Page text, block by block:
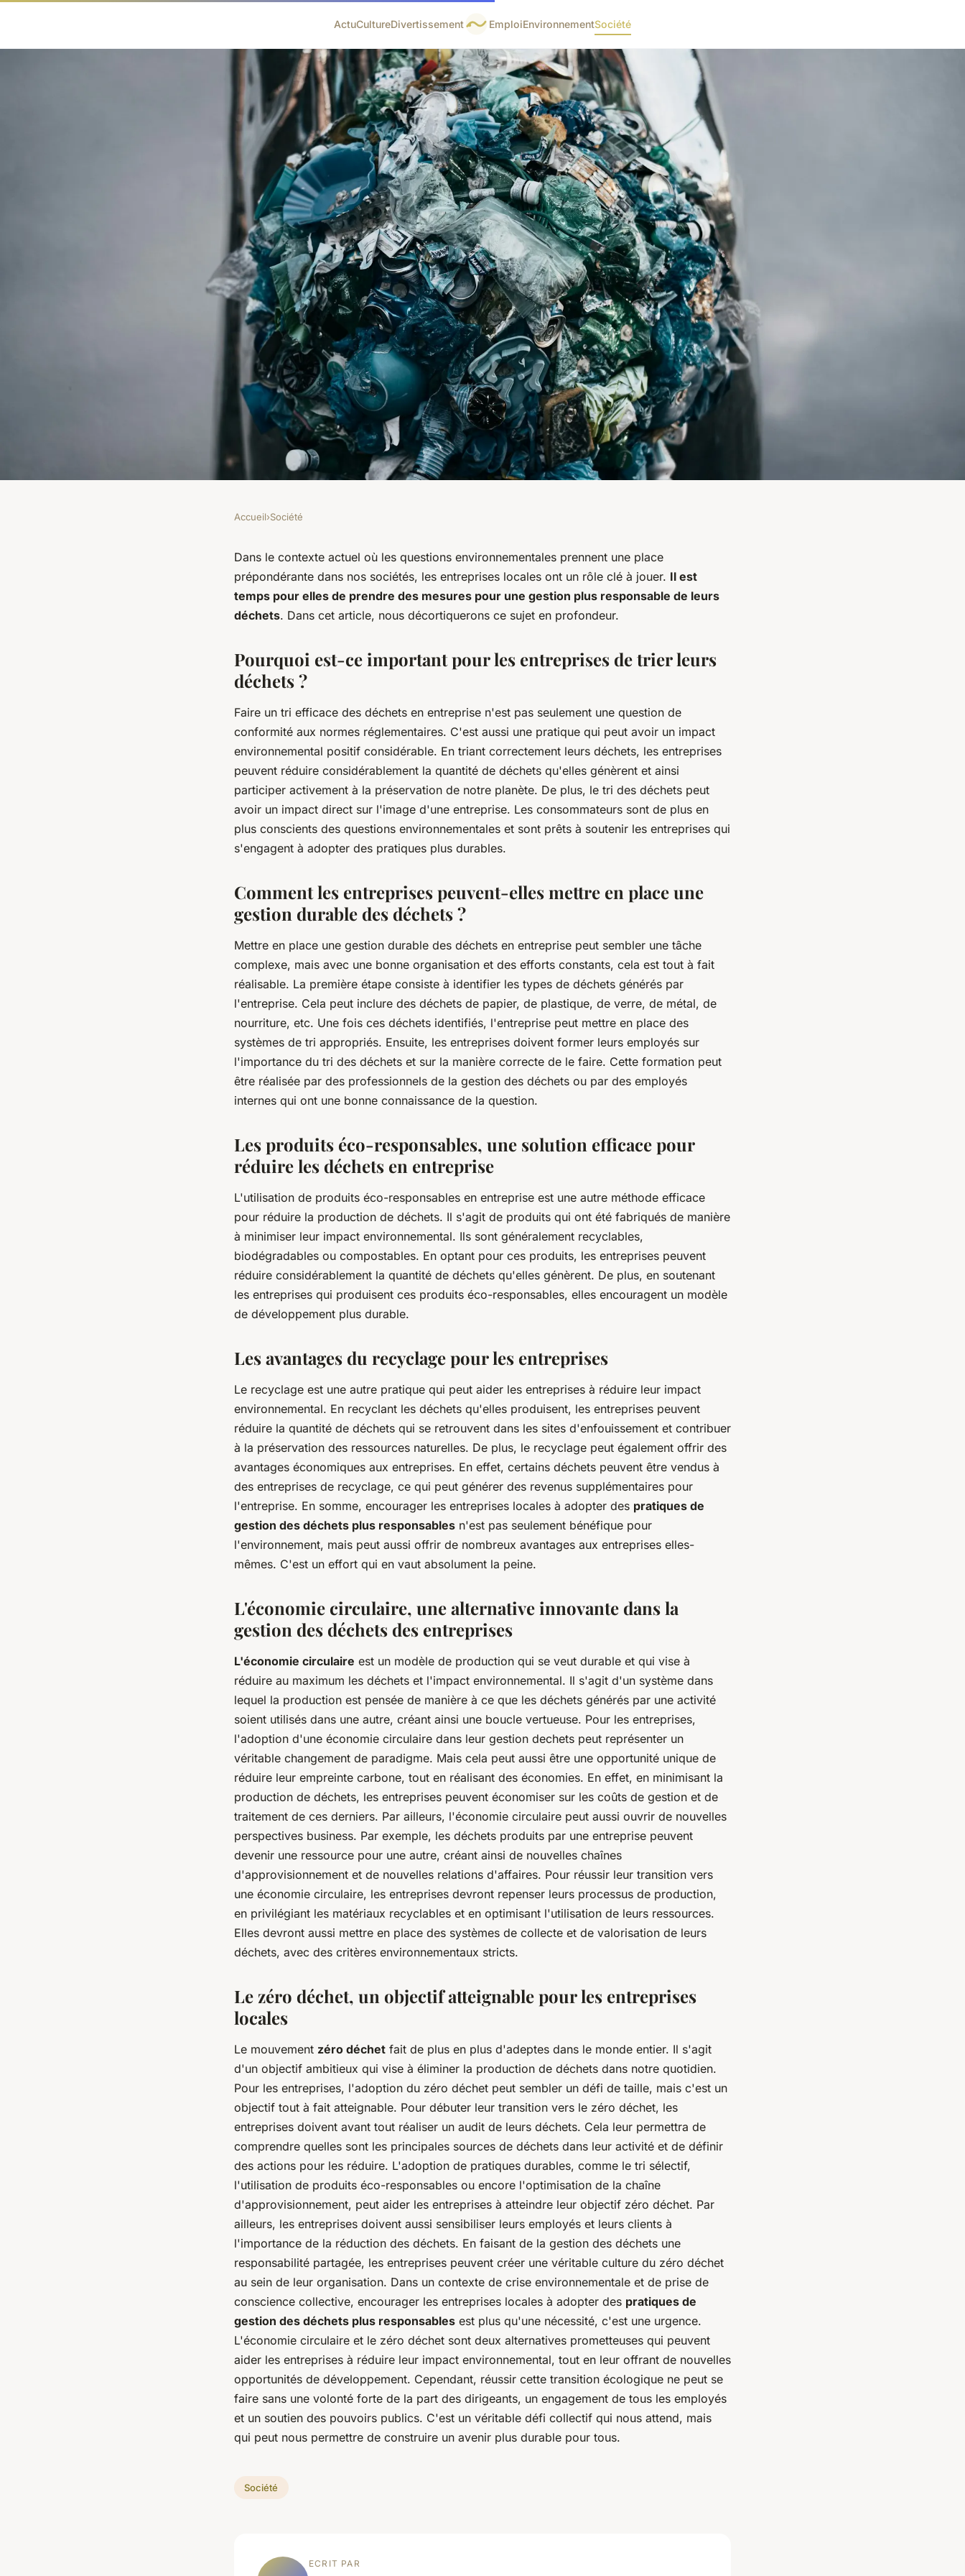
ActuCultureDivertissement EmploiEnvironnementSociété
Comment encourager les entreprises
locales à adopter des pratiques de
gestion des déchets plus responsables
Accueil›Société
Dans le contexte actuel où les questions environnementales prennent une place
prépondérante dans nos sociétés, les entreprises locales ont un rôle clé à jouer. Il est
temps pour elles de prendre des mesures pour une gestion plus responsable de leurs
déchets. Dans cet article, nous décortiquerons ce sujet en profondeur.
Pourquoi est-ce important pour les entreprises de trier leurs
déchets ?
Faire un tri efficace des déchets en entreprise n'est pas seulement une question de
conformité aux normes réglementaires. C'est aussi une pratique qui peut avoir un impact
environnemental positif considérable. En triant correctement leurs déchets, les entreprises
peuvent réduire considérablement la quantité de déchets qu'elles génèrent et ainsi
participer activement à la préservation de notre planète. De plus, le tri des déchets peut
avoir un impact direct sur l'image d'une entreprise. Les consommateurs sont de plus en
plus conscients des questions environnementales et sont prêts à soutenir les entreprises qui
s'engagent à adopter des pratiques plus durables.
Comment les entreprises peuvent-elles mettre en place une
gestion durable des déchets ?
Mettre en place une gestion durable des déchets en entreprise peut sembler une tâche
complexe, mais avec une bonne organisation et des efforts constants, cela est tout à fait
réalisable. La première étape consiste à identifier les types de déchets générés par
l'entreprise. Cela peut inclure des déchets de papier, de plastique, de verre, de métal, de
nourriture, etc. Une fois ces déchets identifiés, l'entreprise peut mettre en place des
systèmes de tri appropriés. Ensuite, les entreprises doivent former leurs employés sur
l'importance du tri des déchets et sur la manière correcte de le faire. Cette formation peut
être réalisée par des professionnels de la gestion des déchets ou par des employés
internes qui ont une bonne connaissance de la question.
Les produits éco-responsables, une solution efficace pour
réduire les déchets en entreprise
L'utilisation de produits éco-responsables en entreprise est une autre méthode efficace
pour réduire la production de déchets. Il s'agit de produits qui ont été fabriqués de manière
à minimiser leur impact environnemental. Ils sont généralement recyclables,
biodégradables ou compostables. En optant pour ces produits, les entreprises peuvent
réduire considérablement la quantité de déchets qu'elles génèrent. De plus, en soutenant
les entreprises qui produisent ces produits éco-responsables, elles encouragent un modèle
de développement plus durable.
Les avantages du recyclage pour les entreprises
Le recyclage est une autre pratique qui peut aider les entreprises à réduire leur impact
environnemental. En recyclant les déchets qu'elles produisent, les entreprises peuvent
réduire la quantité de déchets qui se retrouvent dans les sites d'enfouissement et contribuer
à la préservation des ressources naturelles. De plus, le recyclage peut également offrir des
avantages économiques aux entreprises. En effet, certains déchets peuvent être vendus à
des entreprises de recyclage, ce qui peut générer des revenus supplémentaires pour
l'entreprise. En somme, encourager les entreprises locales à adopter des pratiques de
gestion des déchets plus responsables n'est pas seulement bénéfique pour
l'environnement, mais peut aussi offrir de nombreux avantages aux entreprises elles-
mêmes. C'est un effort qui en vaut absolument la peine.
L'économie circulaire, une alternative innovante dans la
gestion des déchets des entreprises
L'économie circulaire est un modèle de production qui se veut durable et qui vise à
réduire au maximum les déchets et l'impact environnemental. Il s'agit d'un système dans
lequel la production est pensée de manière à ce que les déchets générés par une activité
soient utilisés dans une autre, créant ainsi une boucle vertueuse. Pour les entreprises,
l'adoption d'une économie circulaire dans leur gestion dechets peut représenter un
véritable changement de paradigme. Mais cela peut aussi être une opportunité unique de
réduire leur empreinte carbone, tout en réalisant des économies. En effet, en minimisant la
production de déchets, les entreprises peuvent économiser sur les coûts de gestion et de
traitement de ces derniers. Par ailleurs, l'économie circulaire peut aussi ouvrir de nouvelles
perspectives business. Par exemple, les déchets produits par une entreprise peuvent
devenir une ressource pour une autre, créant ainsi de nouvelles chaînes
d'approvisionnement et de nouvelles relations d'affaires. Pour réussir leur transition vers
une économie circulaire, les entreprises devront repenser leurs processus de production,
en privilégiant les matériaux recyclables et en optimisant l'utilisation de leurs ressources.
Elles devront aussi mettre en place des systèmes de collecte et de valorisation de leurs
déchets, avec des critères environnementaux stricts.
Le zéro déchet, un objectif atteignable pour les entreprises
locales
Le mouvement zéro déchet fait de plus en plus d'adeptes dans le monde entier. Il s'agit
d'un objectif ambitieux qui vise à éliminer la production de déchets dans notre quotidien.
Pour les entreprises, l'adoption du zéro déchet peut sembler un défi de taille, mais c'est un
objectif tout à fait atteignable. Pour débuter leur transition vers le zéro déchet, les
entreprises doivent avant tout réaliser un audit de leurs déchets. Cela leur permettra de
comprendre quelles sont les principales sources de déchets dans leur activité et de définir
des actions pour les réduire. L'adoption de pratiques durables, comme le tri sélectif,
l'utilisation de produits éco-responsables ou encore l'optimisation de la chaîne
d'approvisionnement, peut aider les entreprises à atteindre leur objectif zéro déchet. Par
ailleurs, les entreprises doivent aussi sensibiliser leurs employés et leurs clients à
l'importance de la réduction des déchets. En faisant de la gestion des déchets une
responsabilité partagée, les entreprises peuvent créer une véritable culture du zéro déchet
au sein de leur organisation. Dans un contexte de crise environnementale et de prise de
conscience collective, encourager les entreprises locales à adopter des pratiques de
gestion des déchets plus responsables est plus qu'une nécessité, c'est une urgence.
L'économie circulaire et le zéro déchet sont deux alternatives prometteuses qui peuvent
aider les entreprises à réduire leur impact environnemental, tout en leur offrant de nouvelles
opportunités de développement. Cependant, réussir cette transition écologique ne peut se
faire sans une volonté forte de la part des dirigeants, un engagement de tous les employés
et un soutien des pouvoirs publics. C'est un véritable défi collectif qui nous attend, mais
qui peut nous permettre de construire un avenir plus durable pour tous.
Société
ECRIT PAR